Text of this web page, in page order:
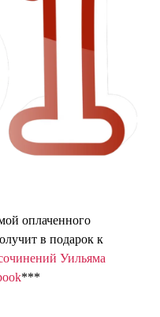
оплаченного
в подарок к
Уильяма
***